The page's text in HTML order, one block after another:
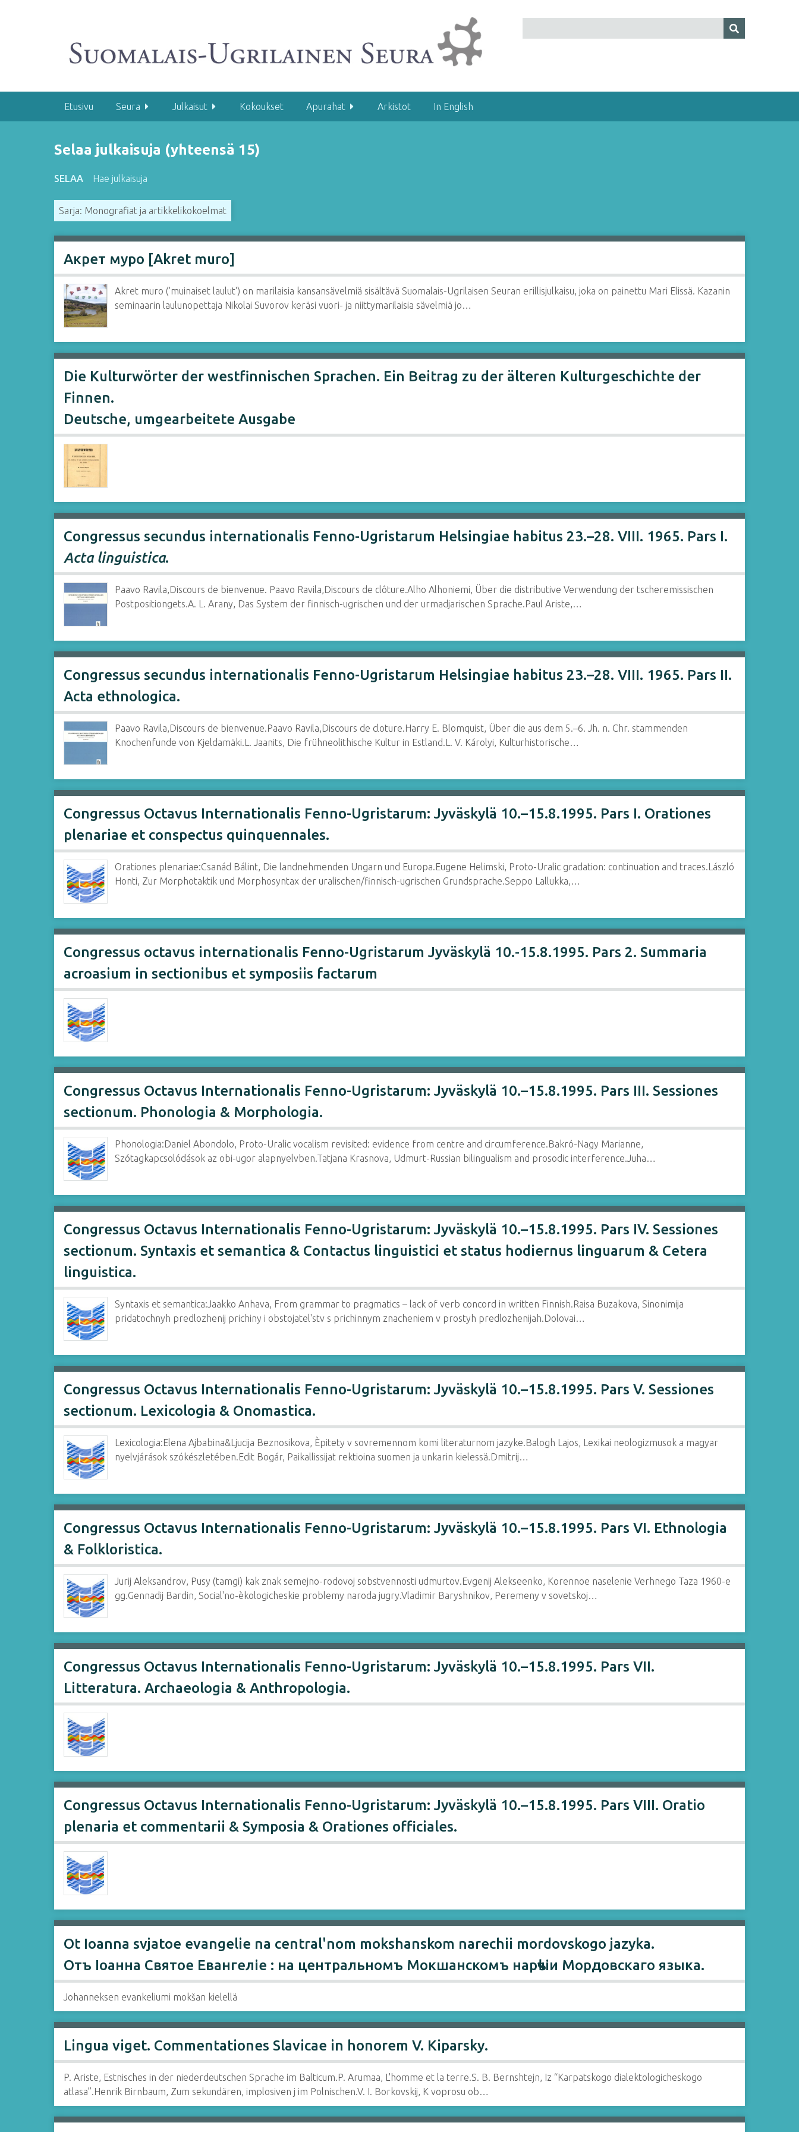
p
ä
Etusivu Seura Julkaisut Kokoukset Apurahat Arkistot In English
Selaa julkaisuja (yhteensä 15)
SELAA Hae julkaisuja
Sarja: Monografiat ja artikkelikokoelmat
Акрет муро [Akret muro]
Akret muro ('muinaiset laulut') on marilaisia kansansävelmiä sisältävä Suomalais-Ugrilaisen Seuran erillisjulkaisu, joka on painettu Mari Elissä. Kazanin
seminaarin laulunopettaja Nikolai Suvorov keräsi vuori- ja niittymarilaisia sävelmiä jo…
Die Kulturwörter der westfinnischen Sprachen. Ein Beitrag zu der älteren Kulturgeschichte der
Finnen.
Deutsche, umgearbeitete Ausgabe
Congressus secundus internationalis Fenno-Ugristarum Helsingiae habitus 23.–28. VIII. 1965. Pars I.
Acta linguistica.
Paavo Ravila,Discours de bienvenue. Paavo Ravila,Discours de clôture.Alho Alhoniemi, Über die distributive Verwendung der tscheremissischen
Postpositiongets.A. L. Arany, Das System der finnisch-ugrischen und der urmadjarischen Sprache.Paul Ariste,…
Congressus secundus internationalis Fenno-Ugristarum Helsingiae habitus 23.–28. VIII. 1965. Pars II.
Acta ethnologica.
Paavo Ravila,Discours de bienvenue.Paavo Ravila,Discours de cloture.Harry E. Blomquist, Über die aus dem 5.–6. Jh. n. Chr. stammenden
Knochenfunde von Kjeldamäki.L. Jaanits, Die frühneolithische Kultur in Estland.L. V. Károlyi, Kulturhistorische…
Congressus Octavus Internationalis Fenno-Ugristarum: Jyväskylä 10.–15.8.1995. Pars I. Orationes
plenariae et conspectus quinquennales.
Orationes plenariae:Csanád Bálint, Die landnehmenden Ungarn und Europa.Eugene Helimski, Proto-Uralic gradation: continuation and traces.László
Honti, Zur Morphotaktik und Morphosyntax der uralischen/finnisch-ugrischen Grundsprache.Seppo Lallukka,…
Congressus octavus internationalis Fenno-Ugristarum Jyväskylä 10.-15.8.1995. Pars 2. Summaria
acroasium in sectionibus et symposiis factarum
Congressus Octavus Internationalis Fenno-Ugristarum: Jyväskylä 10.–15.8.1995. Pars III. Sessiones
sectionum. Phonologia & Morphologia.
Phonologia:Daniel Abondolo, Proto-Uralic vocalism revisited: evidence from centre and circumference.Bakró-Nagy Marianne,
Szótagkapcsolódások az obi-ugor alapnyelvben.Tatjana Krasnova, Udmurt-Russian bilingualism and prosodic interference.Juha…
Congressus Octavus Internationalis Fenno-Ugristarum: Jyväskylä 10.–15.8.1995. Pars IV. Sessiones
sectionum. Syntaxis et semantica & Contactus linguistici et status hodiernus linguarum & Cetera
linguistica.
Syntaxis et semantica:Jaakko Anhava, From grammar to pragmatics – lack of verb concord in written Finnish.Raisa Buzakova, Sinonimija
pridatochnyh predlozhenij prichiny i obstojatel'stv s prichinnym znacheniem v prostyh predlozhenijah.Dolovai…
Congressus Octavus Internationalis Fenno-Ugristarum: Jyväskylä 10.–15.8.1995. Pars V. Sessiones
sectionum. Lexicologia & Onomastica.
Lexicologia:Elena Ajbabina&Ljucija Beznosikova, Èpitety v sovremennom komi literaturnom jazyke.Balogh Lajos, Lexikai neologizmusok a magyar
nyelvjárások szókészletében.Edit Bogár, Paikallissijat rektioina suomen ja unkarin kielessä.Dmitrij…
Congressus Octavus Internationalis Fenno-Ugristarum: Jyväskylä 10.–15.8.1995. Pars VI. Ethnologia
& Folkloristica.
Jurij Aleksandrov, Pusy (tamgi) kak znak semejno-rodovoj sobstvennosti udmurtov.Evgenij Alekseenko, Korennoe naselenie Verhnego Taza 1960-e
gg.Gennadij Bardin, Social'no-èkologicheskie problemy naroda jugry.Vladimir Baryshnikov, Peremeny v sovetskoj…
Congressus Octavus Internationalis Fenno-Ugristarum: Jyväskylä 10.–15.8.1995. Pars VII.
Litteratura. Archaeologia & Anthropologia.
Congressus Octavus Internationalis Fenno-Ugristarum: Jyväskylä 10.–15.8.1995. Pars VIII. Oratio
plenaria et commentarii & Symposia & Orationes officiales.
Ot Ioanna svjatoe evangelie na central'nom mokshanskom narechii mordovskogo jazyka.
Отъ Іоанна Святое Евангеліе : на центральномъ Мокшанскомъ нарѣчіи Мордовскаго языка.
Johanneksen evankeliumi mokšan kielellä
Lingua viget. Commentationes Slavicae in honorem V. Kiparsky.
P. Ariste, Estnisches in der niederdeutschen Sprache im Balticum.P. Arumaa, L'homme et la terre.S. B. Bernshtejn, Iz “Karpatskogo dialektologicheskogo
atlasa”.Henrik Birnbaum, Zum sekundären, implosiven j im Polnischen.V. I. Borkovskij, K voprosu ob…